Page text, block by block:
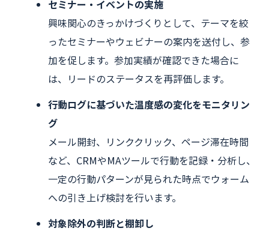
セミナー・イベントの実施
興味関心のきっかけづくりとして、テーマを絞
ったセミナーやウェビナーの案内を送付し、参
加を促します。参加実績が確認できた場合に
は、リードのステータスを再評価します。
行動ログに基づいた温度感の変化をモニタリン
グ
メール開封、リンククリック、ページ滞在時間
など、CRMやMAツールで行動を記録・分析し、
一定の行動パターンが見られた時点でウォーム
への引き上げ検討を行います。
対象除外の判断と棚卸し